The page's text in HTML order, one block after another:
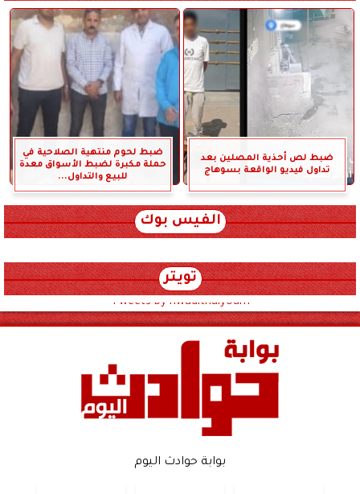
ضبط لص أحذية المصلين بعد
تداول فيديو الواقعة بسوهاج
ضبط لحوم منتهية الصلاحية في
حملة مكبرة لضبط الأسواق معدة
للبيع والتداول...
الفيس بوك
تويتر
Tweets by hwadithalyoum
بوابة حوادث اليوم